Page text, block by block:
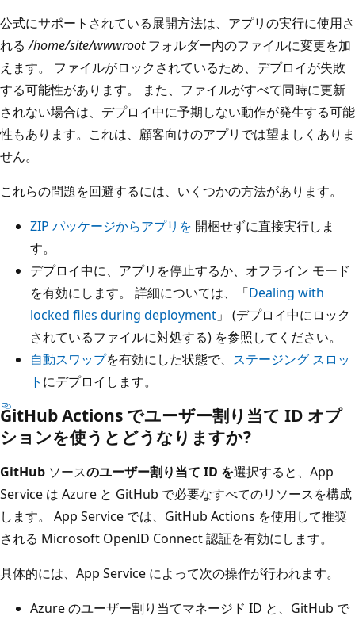
公式にサポートされている展開方法は、アプリの実行に使用さ
れる/home/site/wwwrootフォルダー内のファイルに変更を加
えます。 ファイルがロックされているため、デプロイが失敗
する可能性があります。 また、ファイルがすべて同時に更新
されない場合は、デプロイ中に予期しない動作が発生する可能
性もあります。これは、顧客向けのアプリでは望ましくありま
せん。
これらの問題を回避するには、いくつかの方法があります。
ZIP パッケージからアプリを 開梱せずに直接実行しま
す。
デプロイ中に、アプリを停止するか、オフライン モード
を有効にします。 詳細については、「Dealing with
locked files during deployment 」 (デプロイ中にロック
されているファイルに対処する) を参照してください。
自動スワップを有効にした状態で、 ステージング スロッ
ト にデプロイします。
GitHub Actions でユーザー割り当て ID オプ
ションを使うとどうなりますか?
GitHub ソースのユーザー割り当て ID を選択すると、App
Service は Azure と GitHub で必要なすべてのリソースを構成
します。 App Service では、GitHub Actions を使用して推奨
される Microsoft OpenID Connect 認証を有効にします。
具体的には、App Service によって次の操作が行われます。
Azure のユーザー割り当てマネージド ID と、GitHub で